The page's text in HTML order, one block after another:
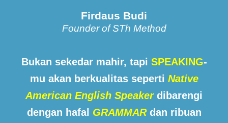
Firdaus Budi
Founder of STh Method
Bukan sekedar mahir, tapi SPEAKING-
mu akan berkualitas seperti Native
American English Speaker dibarengi
dengan hafal GRAMMAR dan ribuan